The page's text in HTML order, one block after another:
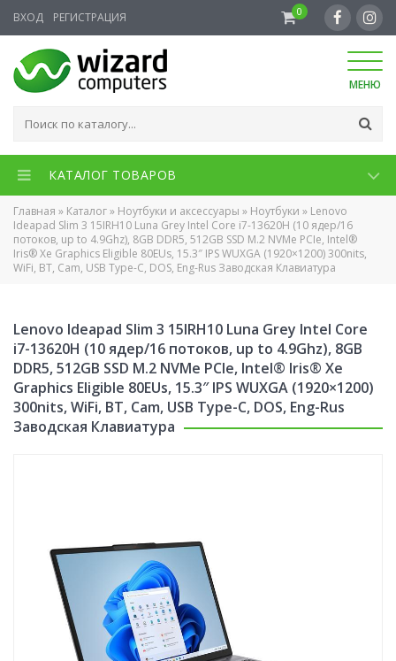
ВХОД РЕГИСТРАЦИЯ 0
МЕНЮ
КАТАЛОГ ТОВАРОВ
Главная » Каталог» Ноутбуки и аксессуары » Ноутбуки » Lenovo
Ideapad Slim 3 15IRH10 Luna Grey Intel Core i7-13620H (10 ядер/16
потоков, up to 4.9Ghz), 8GB DDR5, 512GB SSD M.2 NVMe PCIe, Intel®
Iris® Xe Graphics Eligible 80EUs, 15.3″ IPS WUXGA (1920×1200) 300nits,
WiFi, BT, Cam, USB Type-C, DOS, Eng-Rus Заводская Клавиатура
Lenovo Ideapad Slim 3 15IRH10 Luna Grey Intel Core
i7-13620H (10 ядер/16 потоков, up to 4.9Ghz), 8GB
DDR5, 512GB SSD M.2 NVMe PCIe, Intel® Iris® Xe
Graphics Eligible 80EUs, 15.3″ IPS WUXGA (1920×1200)
300nits, WiFi, BT, Cam, USB Type-C, DOS, Eng-Rus
Заводская Клавиатура